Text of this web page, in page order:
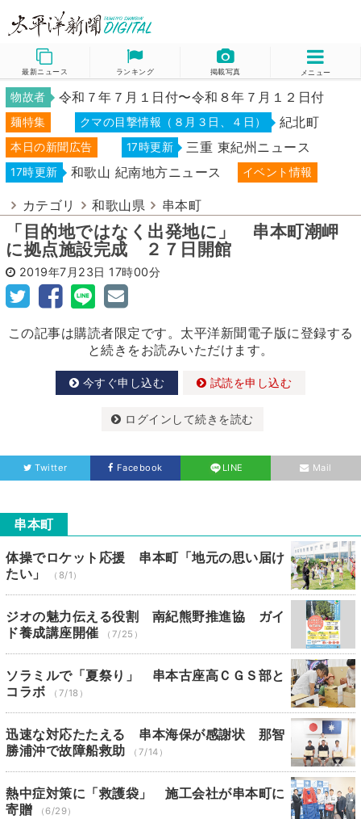
最新ニュース ランキング 掲載写真 メニュー
物故者 令和７年７月１日付〜令和８年７月１２日付
麺特集 クマの目撃情報（８月３日、４日） 紀北町
本日の新聞広告 17時更新 三重 東紀州ニュース
17時更新 和歌山 紀南地方ニュース イベント情報
カテゴリ 和歌山県 串本町
「目的地ではなく出発地に」 串本町潮岬
に拠点施設完成 ２７日開館
2019年7月23日 17時00分
この記事は購読者限定です。太平洋新聞電子版に登録する
と続きをお読みいただけます。
今すぐ申し込む 試読を申し込む
ログインして続きを読む
Twitter Facebook LINE Mail
串本町
体操でロケット応援 串本町「地元の思い届け
たい」
（8/1）
ジオの魅力伝える役割 南紀熊野推進協 ガイ
ド養成講座開催
（7/25）
ソラミルで「夏祭り」 串本古座高ＣＧＳ部と
コラボ
（7/18）
迅速な対応たたえる 串本海保が感謝状 那智
勝浦沖で故障船救助
（7/14）
熱中症対策に「救護袋」 施工会社が串本町に
寄贈
（6/29）